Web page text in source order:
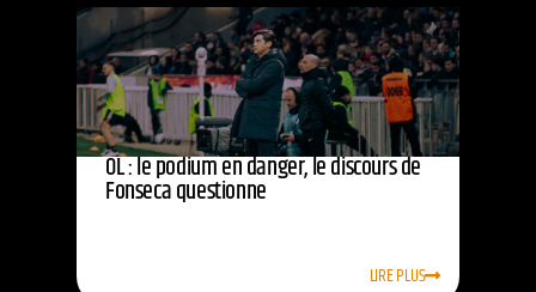
OL : le podium en danger, le discours de
Fonseca questionne
LIRE PLUS